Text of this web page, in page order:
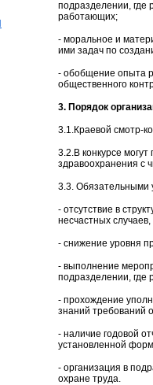
подразделении, где
работающих;
- моральное и
ими задач по
- обобщение опыта
общественного
3. Порядок
3.1.Краевой смотр-
3.2.В конкурсе
здравоохранения с
3.3. Обязательными
- отсутствие в
несчастных
- снижение уровня
- выполнение
подразделении, где
- прохождение
знаний требований
- наличие годовой
установленной
- организация в
охране труда.